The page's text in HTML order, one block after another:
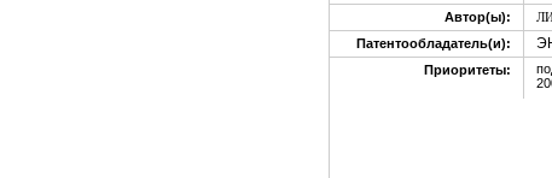
Автор(ы):
Патентообладатель(и):
Приоритеты: